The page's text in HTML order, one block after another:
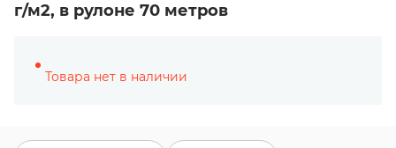
г/м2, в рулоне 70 метров
Товара нет в наличии